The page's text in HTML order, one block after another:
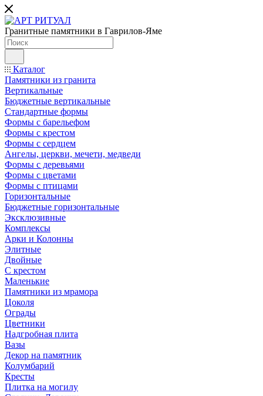
Гранитные памятники в Гаврилов-Яме
Каталог
Памятники из гранита
Вертикальные
Бюджетные вертикальные
Стандартные формы
Формы с барельефом
Формы с крестом
Формы с сердцем
Ангелы, церкви, мечети, медведи
Формы с деревьями
Формы с цветами
Формы с птицами
Горизонтальные
Бюджетные горизонтальные
Эксклюзивные
Комплексы
Арки и Колонны
Элитные
Двойные
С крестом
Маленькие
Памятники из мрамора
Цоколя
Ограды
Цветники
Надгробная плита
Вазы
Декор на памятник
Колумбарий
Кресты
Плитка на могилу